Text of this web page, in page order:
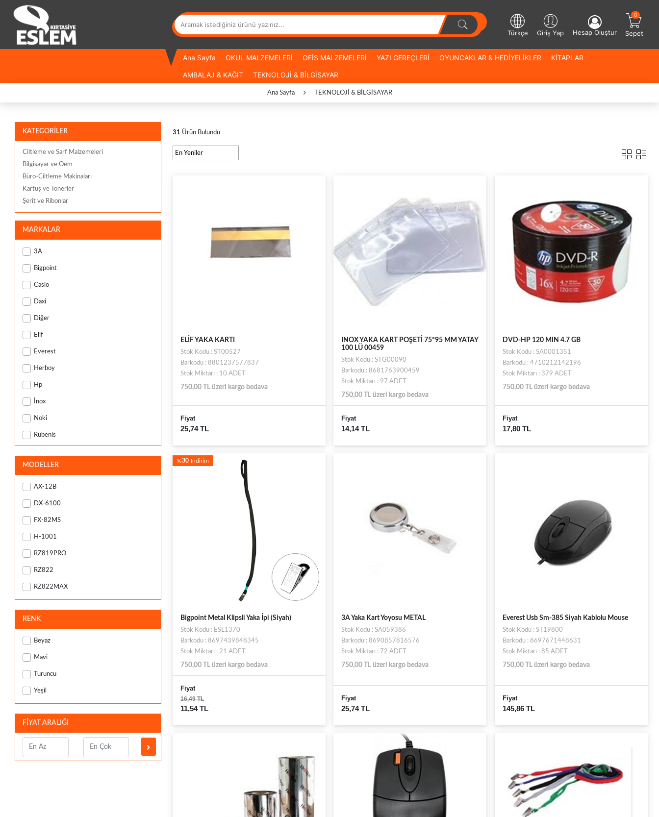
Sepet
0
Türkçe Giriş Yap Hesap Oluştur
Ana Sayfa OKUL MALZEMELERİ OFİS MALZEMELERİ YAZI GEREÇLERİ OYUNCAKLAR & HEDİYELİKLER KİTAPLAR
AMBALAJ & KAĞIT TEKNOLOJİ & BİLGİSAYAR
Ana Sayfa TEKNOLOJİ & BİLGİSAYAR
KATEGORİLER
Ciltleme ve Sarf Malzemeleri
Bilgisayar ve Oem
Büro-Ciltleme Makinaları
Kartuş ve Tonerler
Şerit ve Ribonlar
MARKALAR
3A
Bigpoint
Casio
Daxi
Diğer
Elif
Everest
Herboy
Hp
İnox
Noki
Rubenis
MODELLER
AX-12B
DX-6100
FX-82MS
H-1001
RZ819PRO
RZ822
RZ822MAX
RENK
Beyaz
Mavi
Turuncu
Yeşil
FİYAT ARALIĞI
31 Ürün Bulundu
ELİF YAKA KARTI
Stok Kodu : ST00527
Barkodu : 8801237577837
Stok Miktarı : 10 ADET
750,00 TL üzeri kargo bedava
Fiyat
25,74 TL
INOX YAKA KART POŞETİ 75*95 MM YATAY
100 LÜ 00459
Stok Kodu : STG00090
Barkodu : 8681763900459
Stok Miktarı : 97 ADET
750,00 TL üzeri kargo bedava
Fiyat
14,14 TL
DVD-HP 120 MIN 4.7 GB
Stok Kodu : SA0001351
Barkodu : 4710212142196
Stok Miktarı : 379 ADET
750,00 TL üzeri kargo bedava
Fiyat
17,80 TL
%30 İndirim
Bigpoint Metal Klipsli Yaka İpi (Siyah)
Stok Kodu : ESL1370
Barkodu : 8697439848345
Stok Miktarı : 21 ADET
750,00 TL üzeri kargo bedava
Fiyat
16,49 TL
11,54 TL
3A Yaka Kart Yoyosu METAL
Stok Kodu : SA059386
Barkodu : 8690857816576
Stok Miktarı : 72 ADET
750,00 TL üzeri kargo bedava
Fiyat
25,74 TL
Everest Usb Sm-385 Siyah Kablolu Mouse
Stok Kodu : ST19800
Barkodu : 8697671448631
Stok Miktarı : 85 ADET
750,00 TL üzeri kargo bedava
Fiyat
145,86 TL